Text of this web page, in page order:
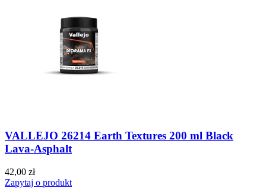
VALLEJO 26214 Earth Textures 200 ml Black
Lava-Asphalt
42,00 zł
Zapytaj o produkt